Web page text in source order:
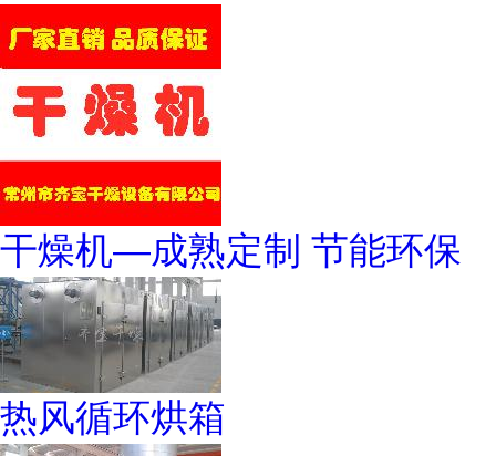
干燥机—成熟定制 节能环保
热风循环烘箱